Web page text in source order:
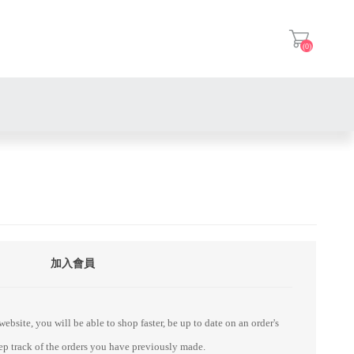
(0)
加入會員
you will be able to shop faster, be up to date on an order's
track of the orders you have previously made.